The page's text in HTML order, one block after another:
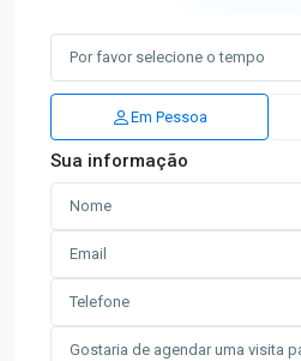
Em Pessoa
Sua informação